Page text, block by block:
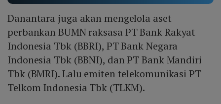
Danantara juga akan mengelola aset
perbankan BUMN raksasa PT Bank Rakyat
Indonesia Tbk (BBRI), PT Bank Negara
Indonesia Tbk (BBNI), dan PT Bank Mandiri
Tbk (BMRI). Lalu emiten telekomunikasi PT
Telkom Indonesia Tbk (TLKM).